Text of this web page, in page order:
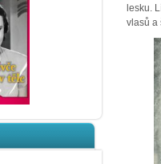
lesku.
vlasů a